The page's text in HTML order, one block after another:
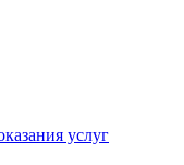
услуг